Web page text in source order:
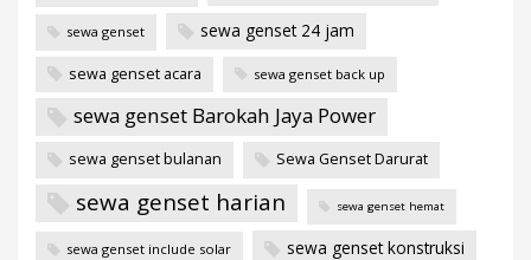
sewa genset sewa genset 24 jam
sewa genset acara sewa genset back up
sewa genset Barokah Jaya Power
sewa genset bulanan Sewa Genset Darurat
sewa genset harian sewa genset hemat
sewa genset include solar sewa genset konstruksi